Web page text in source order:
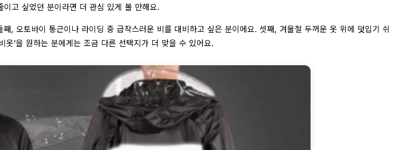
고 싶었던 분이라면 더 관심 있게 볼 만해요.
, 오토바이 통근이나 라이딩 중 급작스러운 비를 대비하고 싶은 분이에요. 셋째, 겨울철 두꺼운 옷 위에 덧입기 쉬
’을 원하는 분에게는 조금 다른 선택지가 더 맞을 수 있어요.